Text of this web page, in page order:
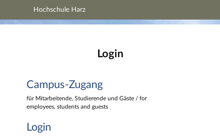
Hauptnavigation
Fußzeile
Hochschule Harz
Login
Campus-Zugang
für Mitarbeitende, Studierende und Gäste / for
employees, students and guests
Login